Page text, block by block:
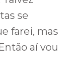
se
farei, mas
aí vou